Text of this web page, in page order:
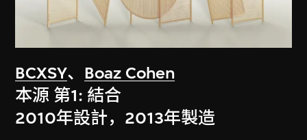
BCXSY、 Boaz Cohen
本源 第1: 結合
2010年設計，2013年製造